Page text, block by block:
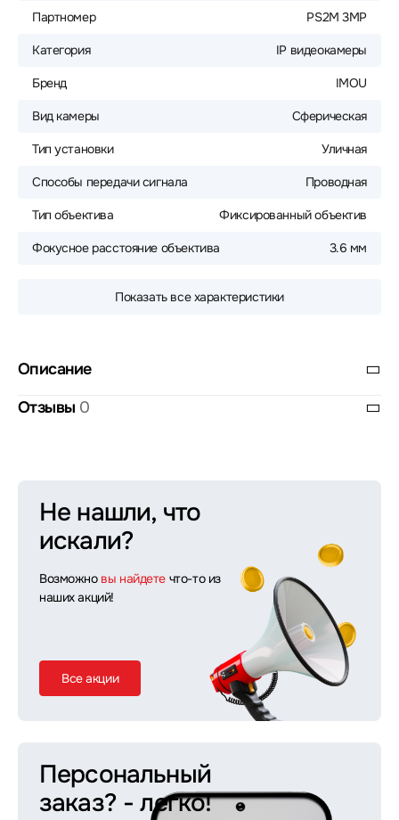
Партномер PS2M 3MP
Категория IP видеокамеры
Бренд IMOU
Вид камеры Сферическая
Тип установки Уличная
Способы передачи сигнала Проводная
Тип объектива Фиксированный объектив
Фокусное расстояние объектива 3.6 мм
Показать все характеристики
Описание
Отзывы 0
Не нашли, что
искали?
Возможно вы найдете что-то из
наших акций!
Все акции
Персональный
заказ? - легко!